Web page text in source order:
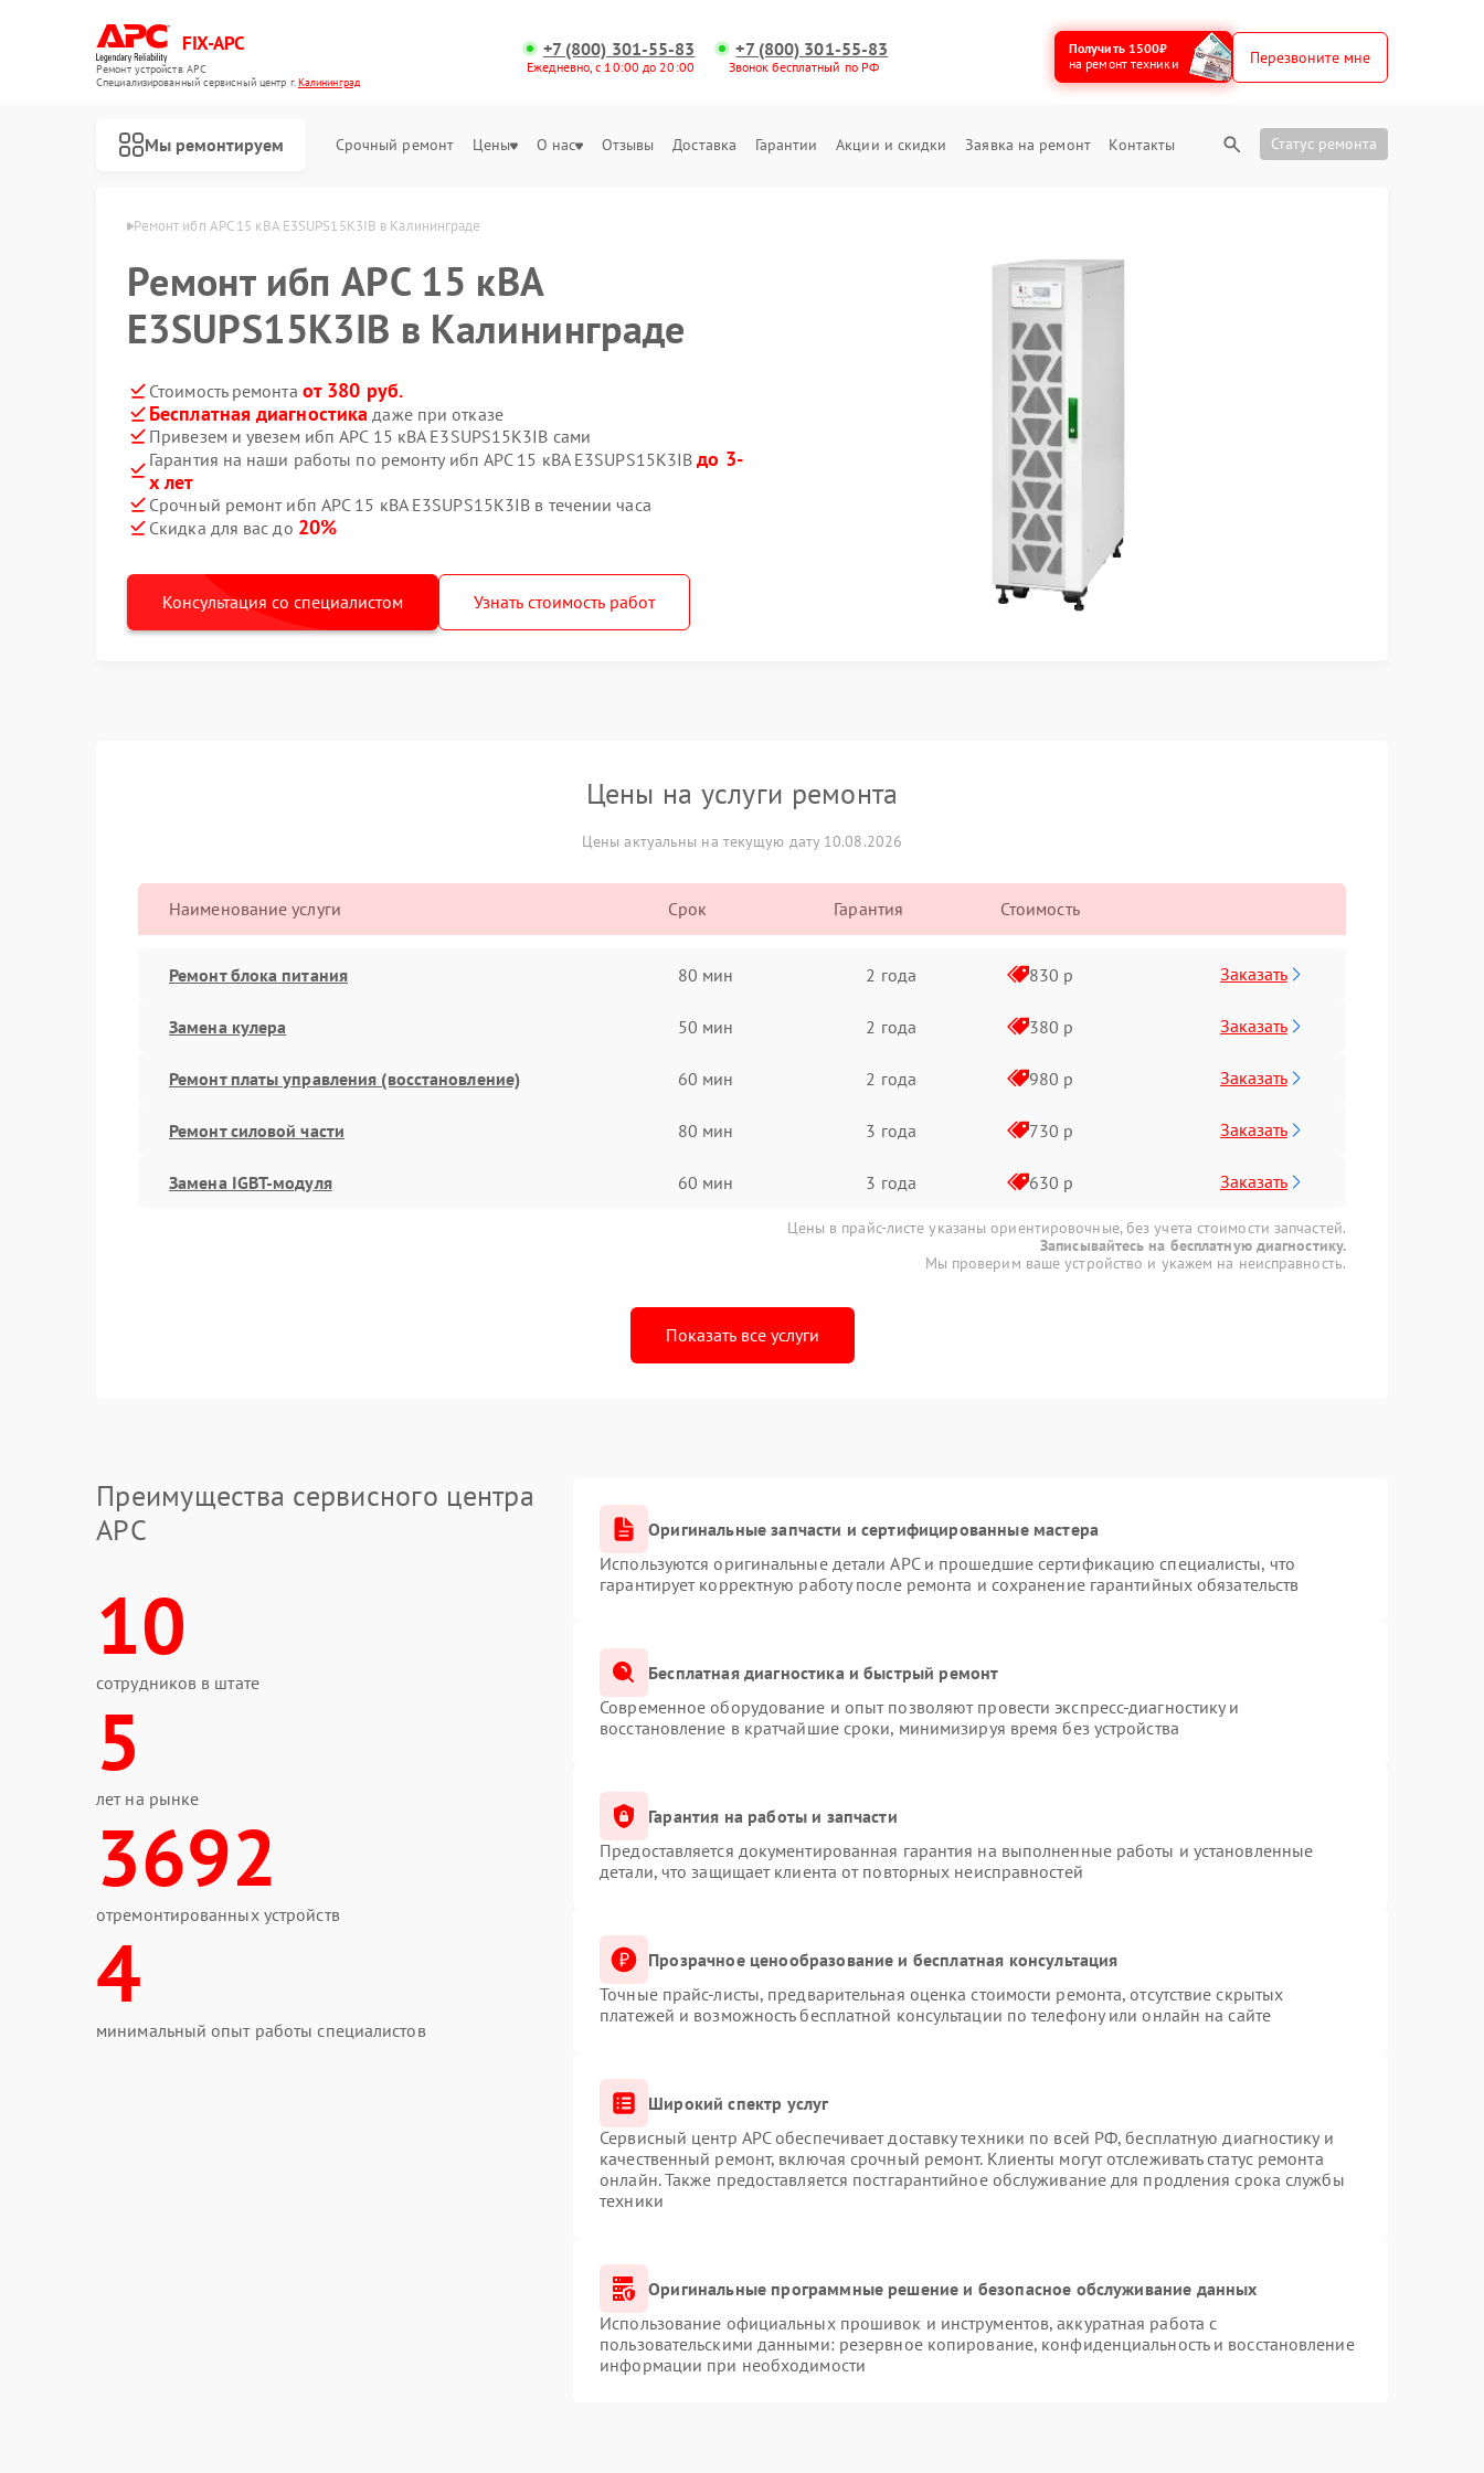
FIX-APC
Ремонт устройств APC
Специализированный cервисный центр г.Калининград
+7 (800) 301-55-83
Ежедневно, с 10:00 до 20:00
+7 (800) 301-55-83
Звонок бесплатный по РФ
Получить 1500₽
на ремонт техники
Перезвоните мне
Мы ремонтируем Срочный ремонт Цены О нас Отзывы Доставка Гарантии Акции и скидки Заявка на ремонт Контакты Статус ремонта
Ремонт ибп APC 15 кВА E3SUPS15K3IB в Калининграде
Ремонт ибп APC 15 кВА
E3SUPS15K3IB в Калининграде
Стоимость ремонта от 380 руб.
Бесплатная диагностика даже при отказе
Привезем и увезем ибп APC 15 кВА E3SUPS15K3IB сами
Гарантия на наши работы по ремонту ибп APC 15 кВА E3SUPS15K3IBдо 3-
х лет
Срочный ремонт ибп APC 15 кВА E3SUPS15K3IB в течении часа
Скидка для вас до 20%
Консультация со специалистом Узнать стоимость работ
Цены на услуги ремонта
Цены актуальны на текущую дату 10.08.2026
Наименование услуги Срок Гарантия Стоимость
Ремонт блока питания 80 мин 2 года 830 р Заказать
Замена кулера 50 мин 2 года 380 р Заказать
Ремонт платы управления (восстановление) 60 мин 2 года 980 р Заказать
Ремонт силовой части 80 мин 3 года 730 р Заказать
Замена IGBT-модуля 60 мин 3 года 630 р Заказать
Цены в прайс-листе указаны ориентировочные, без учета стоимости запчастей.
Записывайтесь на бесплатную диагностику.
Мы проверим ваше устройство и укажем на неисправность.
Показать все услуги
Преимущества сервисного центра
APC
10
сотрудников в штате
5
лет на рынке
3692
отремонтированных устройств
4
минимальный опыт работы специалистов
Оригинальные запчасти и сертифицированные мастера
Используются оригинальные детали APC и прошедшие сертификацию специалисты, что
гарантирует корректную работу после ремонта и сохранение гарантийных обязательств
Бесплатная диагностика и быстрый ремонт
Современное оборудование и опыт позволяют провести экспресс-диагностику и
восстановление в кратчайшие сроки, минимизируя время без устройства
Гарантия на работы и запчасти
Предоставляется документированная гарантия на выполненные работы и установленные
детали, что защищает клиента от повторных неисправностей
Прозрачное ценообразование и бесплатная консультация
Точные прайс-листы, предварительная оценка стоимости ремонта, отсутствие скрытых
платежей и возможность бесплатной консультации по телефону или онлайн на сайте
Широкий спектр услуг
Сервисный центр APC обеспечивает доставку техники по всей РФ, бесплатную диагностику и
качественный ремонт, включая срочный ремонт. Клиенты могут отслеживать статус ремонта
онлайн. Также предоставляется постгарантийное обслуживание для продления срока службы
техники
Оригинальные программные решение и безопасное обслуживание данных
Использование официальных прошивок и инструментов, аккуратная работа с
пользовательскими данными: резервное копирование, конфиденциальность и восстановление
информации при необходимости